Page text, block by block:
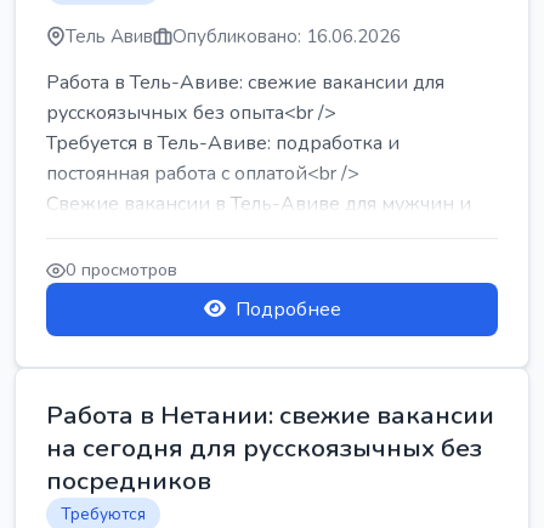
Тель Авив Опубликовано: 16.06.2026
Работа в Тель-Авиве: свежие вакансии для
русскоязычных без опыта<br />
Требуется в Тель-Авиве: подработка и
постоянная работа с оплатой<br />
Свежие вакансии в Тель-Авиве для мужчин и
женщин от хозя...
0 просмотров
Подробнее
Работа в Нетании: свежие вакансии
на сегодня для русскоязычных без
посредников
Требуются